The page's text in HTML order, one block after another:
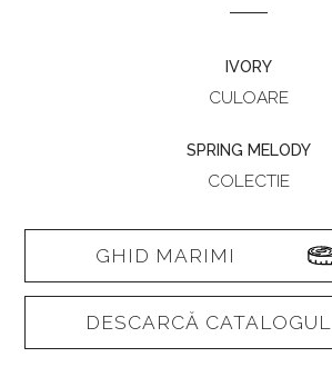
COLECTIE
SPRING MELODY
CULOARE
IVORY
GHID MARIMI
DESCARCĂ CATALOGUL